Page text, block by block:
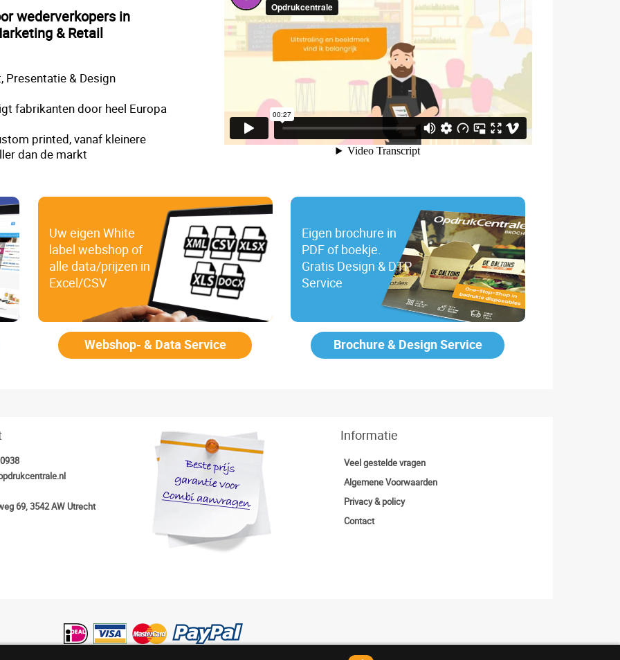
wederverkopers in
& Retail
Presentatie & Design
fabrikanten door heel Europa
printed, vanaf kleinere
dan de markt
Uw eigen White
label webshop of
alle data/prijzen in
Excel/CSV
Webshop- & Data Service
Eigen brochure in
PDF of boekje.
Gratis Design & DTP
Service
Brochure & Design Service
69, 3542 AW Utrecht
Informatie
Veel gestelde vragen
Algemene Voorwaarden
Privacy & policy
Contact